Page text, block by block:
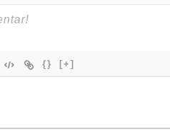
{} [+]